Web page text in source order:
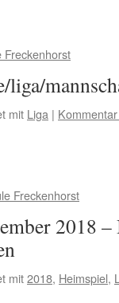
Freckenhorst
mit Liga |
Freckenhorst
2018
mit2018, Heimspiel,